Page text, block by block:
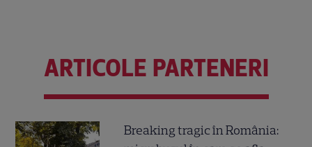
ARTICOLE PARTENERI
Breaking tragic în România: